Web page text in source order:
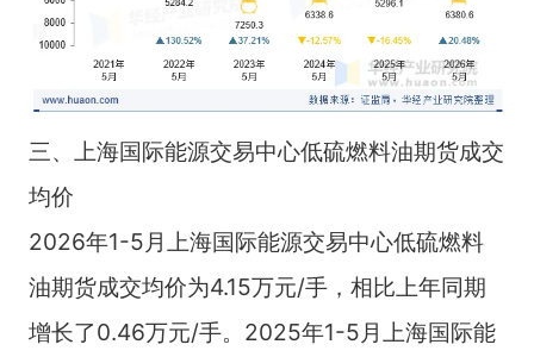
三、上海国际能源交易中心低硫燃料油期货成交
均价
2026年1-5月上海国际能源交易中心低硫燃料
油期货成交均价为4.15万元/手，相比上年同期
增长了0.46万元/手。2025年1-5月上海国际能